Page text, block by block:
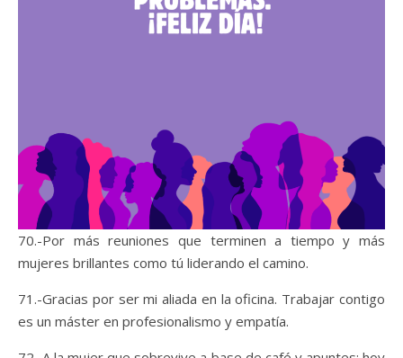
70.-Por más reuniones que terminen a tiempo y más
mujeres brillantes como tú liderando el camino.
71.-Gracias por ser mi aliada en la oficina. Trabajar contigo
es un máster en profesionalismo y empatía.